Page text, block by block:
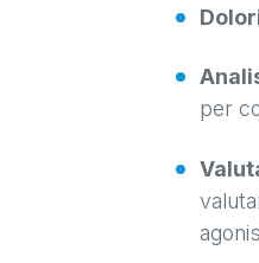
per